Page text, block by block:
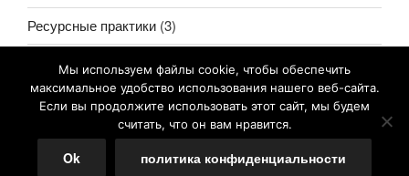
Ресурсные практики (3)
политика конфиденциальности
Мы используем файлы cookie, чтобы обеспечить
максимальное удобство использования нашего веб-сайта.
Если вы продолжите использовать этот сайт, мы будем
считать, что он вам нравится.
Ok политика конфиденциальности